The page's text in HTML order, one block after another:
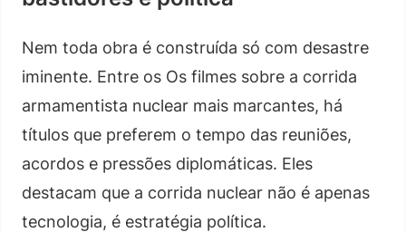
Nem toda obra é construída só com desastre
iminente. Entre os Os filmes sobre a corrida
armamentista nuclear mais marcantes, há
títulos que preferem o tempo das reuniões,
acordos e pressões diplomáticas. Eles
destacam que a corrida nuclear não é apenas
tecnologia, é estratégia política.